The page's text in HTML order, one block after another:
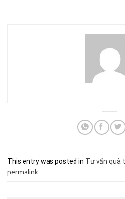
This entry was posted in Tư vấn quà
permalink